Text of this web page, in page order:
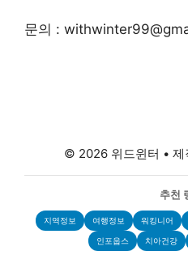
문의 :
© 2026 위드윈터 • 제
추천
지역정보 여행정보 워킹니어
인포웁스 치아건강